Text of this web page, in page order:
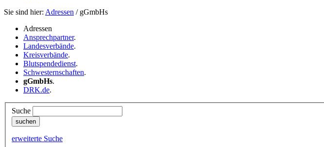
Sie sind hier: Adressen / gGmbHs
Adressen
Ansprechpartner.
Landesverbände.
Kreisverbände.
Blutspendedienst.
Schwesternschaften.
gGmbHs.
DRK.de.
Suche
erweiterte Suche